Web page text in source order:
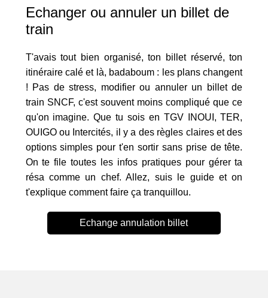
Echanger ou annuler un billet de
train
T'avais tout bien organisé, ton billet réservé, ton
itinéraire calé et là, badaboum : les plans changent
! Pas de stress, modifier ou annuler un billet de
train SNCF, c'est souvent moins compliqué que ce
qu'on imagine. Que tu sois en TGV INOUI, TER,
OUIGO ou Intercités, il y a des règles claires et des
options simples pour t'en sortir sans prise de tête.
On te file toutes les infos pratiques pour gérer ta
résa comme un chef. Allez, suis le guide et on
t'explique comment faire ça tranquillou.
Echange annulation billet